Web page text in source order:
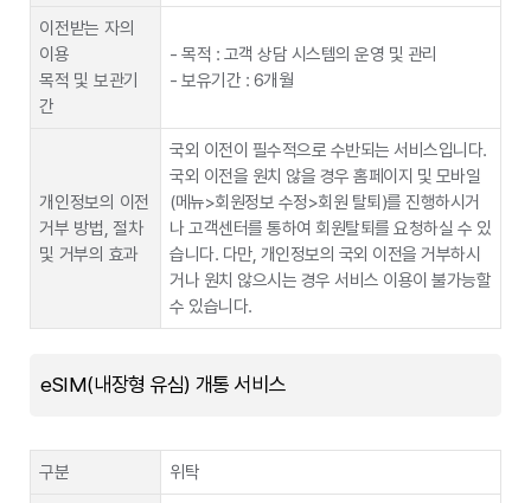
제공받는 자 한국정보통신진흥협회, 법원행정처, 법무부
제공목적
고객명, 주민등록번호(외국인의 경우 외국인등록
번호/거소신고번호/여권번호/생년월일/국적), 신
분증 발급일자, 운전면허번호, 사진 등 신분증 기
재사항(대리인 포함)
정보 제공일로부터 서비스 해지 또는 제공 계약
종료일 중 먼저 도래하는 시점까지 이용하며, 이
용기간이 종료한 시점에 파기. 단, 다른 법령에
제공받는 자
행정안전부, 과학기술정보통신부, 한국정보통신
제공목적 주민등록정산정보 확인
제공정보종류 성명, 주민등록번호
(사)한국정보통
신진흥협회
개인신용정보 전송요구에 따른 (거점)중계기관
이용
이마트24, 세븐일레븐 편의점 유심 교환 쿠폰 발
송 대행
㈜LG U+ 직영
점 및 대리점
LG U+직영점
요금수납, 일시정지, 분실신고 및 각종 변경서비
스
스프리즘
드, (주)에이씨
안심보증서비스 (단말 교환, 배송 업무)
위탁업무 내용 모바일 상품권 발송 업무
재수탁명 씨제이올리브네트웍스㈜
모바일 쿠폰 발송(알림톡)
모바일 상품권 발송 업무
재수탁명 ㈜엘지유플러스
재위탁업무 내용 모바일 쿠폰 발송
이전받는 자의
이용
목적 및 보관기
간
- 목적 : 고객 상담 시스템의 운영 및 관리
- 보유기간 : 6개월
개인정보의 이전
거부 방법, 절차
및 거부의 효과
국외 이전이 필수적으로 수반되는 서비스입니다.
국외 이전을 원치 않을 경우 홈페이지 및 모바일
(메뉴>회원정보 수정>회원 탈퇴)를 진행하시거
나 고객센터를 통하여 회원탈퇴를 요청하실 수 있
습니다. 다만, 개인정보의 국외 이전을 거부하시
거나 원치 않으시는 경우 서비스 이용이 불가능할
수 있습니다.
eSIM(내장형 유심) 개통 서비스
구분 위탁